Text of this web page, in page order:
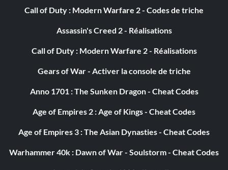
triche pour débloquer les motos de Hellkitty.
Débloquer les motos de Karma
pour débloquer les motos de Karma.
Entrez le mot de passe LATEY411 dans le menu de triche
Call of Duty : Modern Warfare 2 - Codes de triche
Assassin's Creed 2 - Réalisations
Call of Duty : Modern Warfare 2 - Réalisations
Gears of War - Activer la console de triche
Anno 1701 : The Sunken Dragon - Cheat Codes
Age of Empires 2 : Age of Kings - Cheat Codes
Age of Empires 3 : The Asian Dynasties - Cheat Codes
Warhammer 40k : Dawn of War - Soulstorm - Cheat Codes